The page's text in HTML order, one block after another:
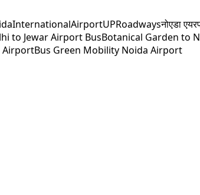
UPRoadwaysनोएडा
to Jewar Airport BusBotanical Garden to
AirportBus Green Mobility Noida Airport